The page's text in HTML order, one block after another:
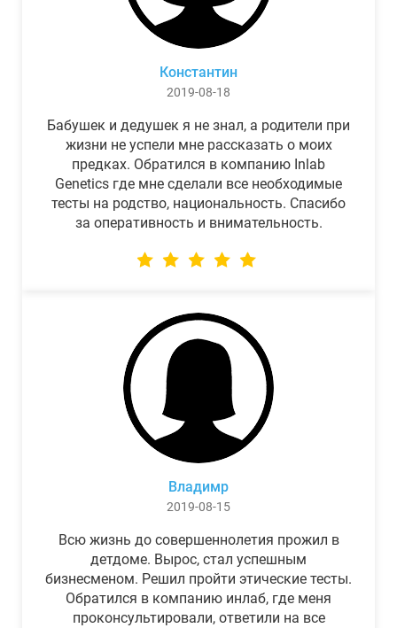
Константин
2019-08-18
Бабушек и дедушек я не знал, а родители при
жизни не успели мне рассказать о моих
предках. Обратился в компанию Inlab
Genetics где мне сделали все необходимые
тесты на родство, национальность. Спасибо
за оперативность и внимательность.
Владимр
2019-08-15
Всю жизнь до совершеннолетия прожил в
детдоме. Вырос, стал успешным
бизнесменом. Решил пройти этические тесты.
Обратился в компанию инлаб, где меня
проконсультировали, ответили на все